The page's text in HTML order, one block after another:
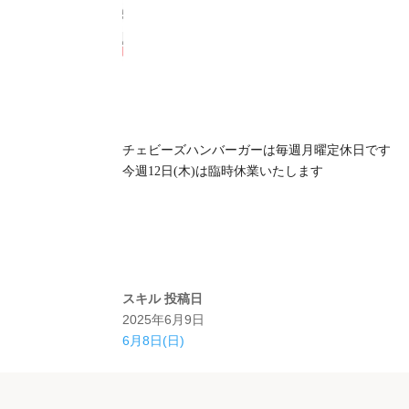
チェビーズハンバーガーは毎週月曜定休日です
今週12日(木)は臨時休業いたします
スキル 投稿日
2025年6月9日
6月8日(日)